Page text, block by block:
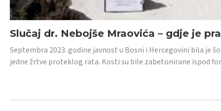
Slučaj dr. Nebojše Mraovića – gdje je
Septembra 2023. godine javnost u Bosni i Hercegovini bila je
jedne žrtve proteklog rata. Kosti su bile zabetonirane ispod